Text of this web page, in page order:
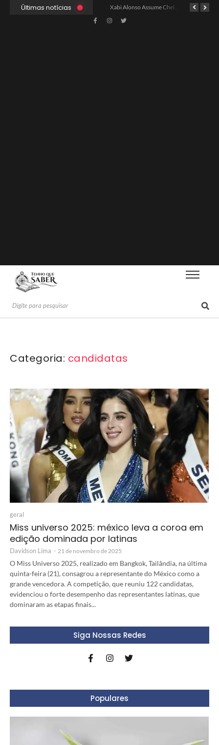
Últimas notícias
Ancelotti Avalia Elenco Final para Convocação da Copa Xabi Alonso Assume Chelsea: Nova Estratégia Gerencial e Contrato Até 2030
Categoria: candidatas
geral
Miss universo 2025: méxico leva a coroa em
edição dominada por latinas
Davidson Lima - 21 de novembro de 2025
O Miss Universo 2025, realizado em Bangkok, Tailândia, na última
quinta-feira (21), consagrou a representante do México como a
grande vencedora. A competição, que reuniu 122 candidatas,
evidenciou o forte desempenho das representantes latinas, que
dominaram as etapas finais...
Siga Nossas Redes
Populares